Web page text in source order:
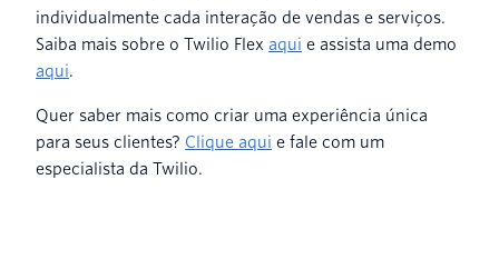
individualmente cada interação de vendas e serviços.
Saiba mais sobre o Twilio Flex aqui e assista uma demo
aqui.
Quer saber mais como criar uma experiência única
para seus clientes? Clique aqui e fale com um
especialista da Twilio.